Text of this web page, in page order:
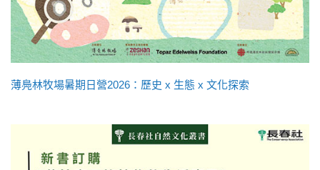
薄鳧林牧場暑期日營2026：歷史 x 生態 x 文化探索